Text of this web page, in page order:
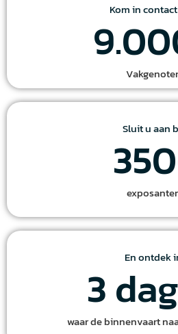
Kom in
Sluit u aan
350
En ontdek
3
waar de binnenvaart